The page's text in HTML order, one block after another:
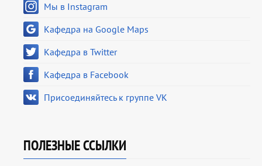
Мы в Instagram
Кафедра на Google Maps
Кафедра в Twitter
Кафедра в Facebook
Присоединяйтесь к группе VK
ПОЛЕЗНЫЕ ССЫЛКИ